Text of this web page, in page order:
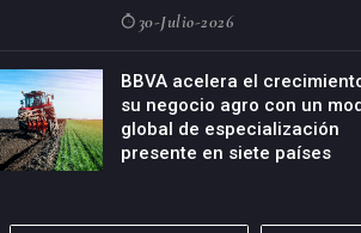
30-Julio-2026
BBVA acelera el
su negocio agro con un
global de especialización
presente en siete países